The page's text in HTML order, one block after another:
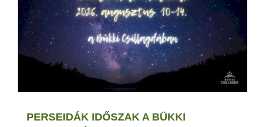
PERSEIDÁK IDŐSZAK A BÜKKI